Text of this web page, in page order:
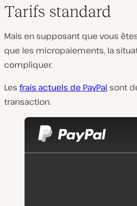
Tarifs standard
Mais en supposant que vous
que les micropaiements, la
compliquer.
Les frais actuels de PayPal sont
transaction.